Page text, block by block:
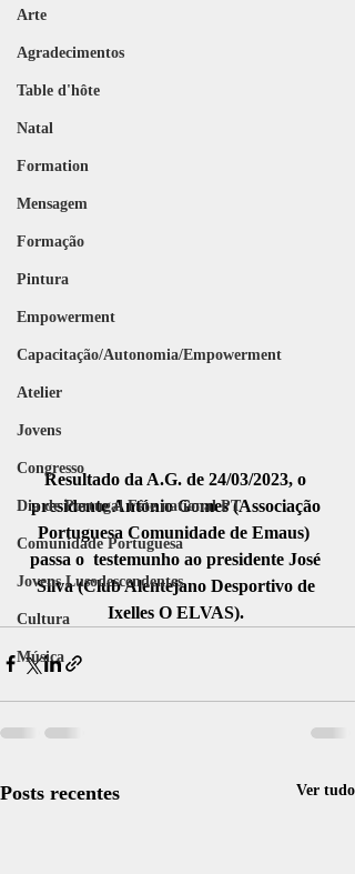
Arte
Agradecimentos
Table d'hôte
Natal
Formation
Mensagem
Formação
Pintura
Empowerment
Capacitação/Autonomia/Empowerment
Atelier
Jovens
Congresso
Dia de Portugal Fête national PT
Comunidade Portuguesa
Jovens Lusodescendentes
Cultura
Música
Resultado da A.G. de 24/03/2023, o
presidente António Gomes (Associação
Portuguesa Comunidade de Emaus)
passa o  testemunho ao presidente José
Silva (Club Alentejano Desportivo de
Ixelles O ELVAS).
Posts recentes Ver tudo